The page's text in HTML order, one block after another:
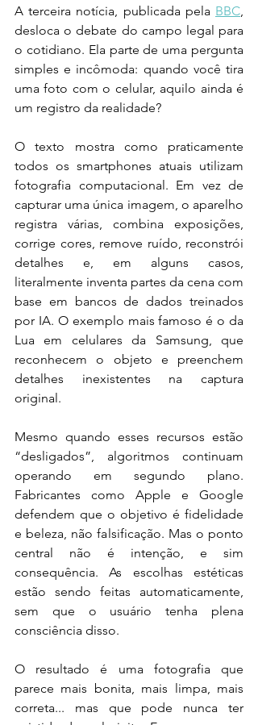
A terceira notícia, publicada pela BBC,
desloca o debate do campo legal para
o cotidiano. Ela parte de uma pergunta
simples e incômoda: quando você tira
uma foto com o celular, aquilo ainda é
um registro da realidade?
O texto mostra como praticamente
todos os smartphones atuais utilizam
fotografia computacional. Em vez de
capturar uma única imagem, o aparelho
registra várias, combina exposições,
corrige cores, remove ruído, reconstrói
detalhes e, em alguns casos,
literalmente inventa partes da cena com
base em bancos de dados treinados
por IA. O exemplo mais famoso é o da
Lua em celulares da Samsung, que
reconhecem o objeto e preenchem
detalhes inexistentes na captura
original.
Mesmo quando esses recursos estão
“desligados”, algoritmos continuam
operando em segundo plano.
Fabricantes como Apple e Google
defendem que o objetivo é fidelidade
e beleza, não falsificação. Mas o ponto
central não é intenção, e sim
consequência. As escolhas estéticas
estão sendo feitas automaticamente,
sem que o usuário tenha plena
consciência disso.
O resultado é uma fotografia que
parece mais bonita, mais limpa, mais
correta... mas que pode nunca ter